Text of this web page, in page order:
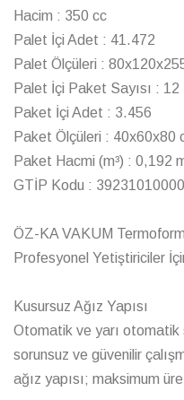
Hacim : 350 cc
Palet İçi Adet : 41.472
Palet Ölçüleri :
Palet İçi Paket Sayısı : 12
Paket İçi Adet : 3.456
Paket Ölçüleri : 40x60x80
Paket Hacmi (m³) : 0,192
GTİP Kodu :
ÖZ-KA VAKUM
Profesyonel Yetiştiriciler
Kusursuz Ağız Yapısı
Otomatik ve yarı otomatik
sorunsuz ve güvenilir
ağız yapısı; maksimum